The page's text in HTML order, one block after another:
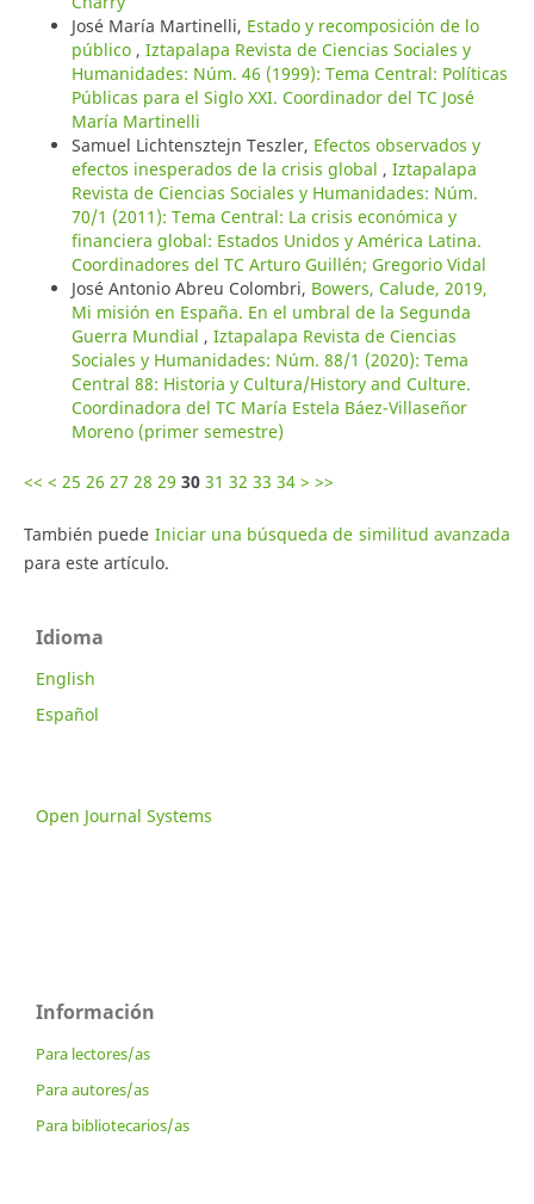
José María Martinelli, Estado y recomposición de lo
público , Iztapalapa Revista de Ciencias Sociales y
Humanidades: Núm. 46 (1999): Tema Central: Políticas
Públicas para el Siglo XXI. Coordinador del TC José
María Martinelli
Samuel Lichtensztejn Teszler, Efectos observados y
efectos inesperados de la crisis global , Iztapalapa
Revista de Ciencias Sociales y Humanidades: Núm.
70/1 (2011): Tema Central: La crisis económica y
financiera global: Estados Unidos y América Latina.
Coordinadores del TC Arturo Guillén; Gregorio Vidal
José Antonio Abreu Colombri, Bowers, Calude, 2019,
Mi misión en España. En el umbral de la Segunda
Guerra Mundial , Iztapalapa Revista de Ciencias
Sociales y Humanidades: Núm. 88/1 (2020): Tema
Central 88: Historia y Cultura/History and Culture.
Coordinadora del TC María Estela Báez-Villaseñor
Moreno (primer semestre)
<< < 25 26 27 28 29 30 31 32 33 34 > >>
También puede Iniciar una búsqueda de similitud avanzada
para este artículo.
Idioma
English
Español
Open Journal Systems
Información
Para lectores/as
Para autores/as
Para bibliotecarios/as